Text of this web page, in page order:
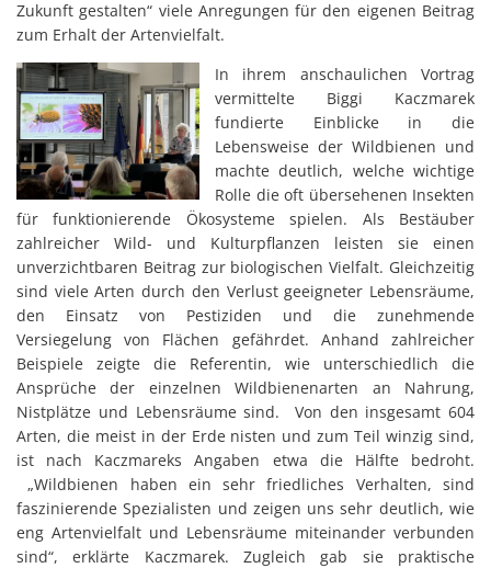
Zukunft gestalten“ viele Anregungen für den eigenen Beitrag
zum Erhalt der Artenvielfalt.
In ihrem anschaulichen Vortrag
vermittelte Biggi Kaczmarek
fundierte Einblicke in die
Lebensweise der Wildbienen und
machte deutlich, welche wichtige
Rolle die oft übersehenen Insekten
für funktionierende Ökosysteme spielen. Als Bestäuber
zahlreicher Wild- und Kulturpflanzen leisten sie einen
unverzichtbaren Beitrag zur biologischen Vielfalt. Gleichzeitig
sind viele Arten durch den Verlust geeigneter Lebensräume,
den Einsatz von Pestiziden und die zunehmende
Versiegelung von Flächen gefährdet. Anhand zahlreicher
Beispiele zeigte die Referentin, wie unterschiedlich die
Ansprüche der einzelnen Wildbienenarten an Nahrung,
Nistplätze und Lebensräume sind. Von den insgesamt 604
Arten, die meist in der Erde nisten und zum Teil winzig sind,
ist nach Kaczmareks Angaben etwa die Hälfte bedroht.
„Wildbienen haben ein sehr friedliches Verhalten, sind
faszinierende Spezialisten und zeigen uns sehr deutlich, wie
eng Artenvielfalt und Lebensräume miteinander verbunden
sind“, erklärte Kaczmarek. Zugleich gab sie praktische